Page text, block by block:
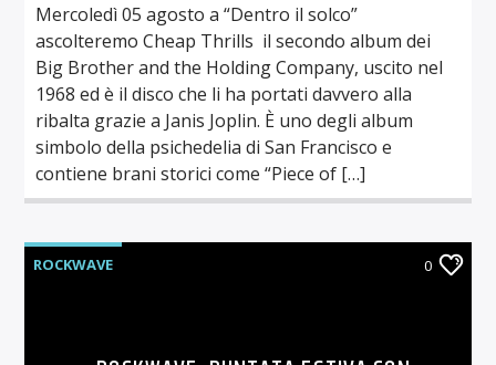
Mercoledì 05 agosto a “Dentro il solco”
ascolteremo Cheap Thrills il secondo album dei
Big Brother and the Holding Company, uscito nel
1968 ed è il disco che li ha portati davvero alla
ribalta grazie a Janis Joplin. È uno degli album
simbolo della psichedelia di San Francisco e
contiene brani storici come “Piece of […]
ROCKWAVE 0